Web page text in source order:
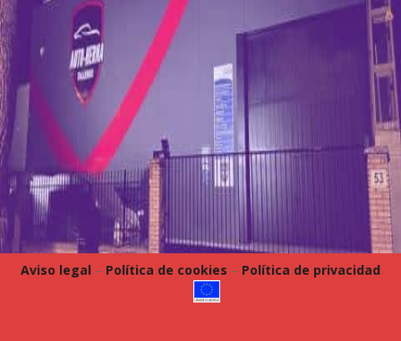
Aviso legal – Política de cookies – Política de privacidad